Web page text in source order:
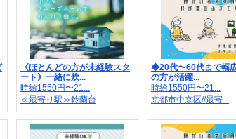
《ほとんどの方が未経験スタ
ート》一緒に炊...
時給1550円〜21...
≪最寄り駅≫鈴蘭台
◆20代〜60代まで幅
の方が活躍...
時給1550円〜21...
京都市中京区//最寄...